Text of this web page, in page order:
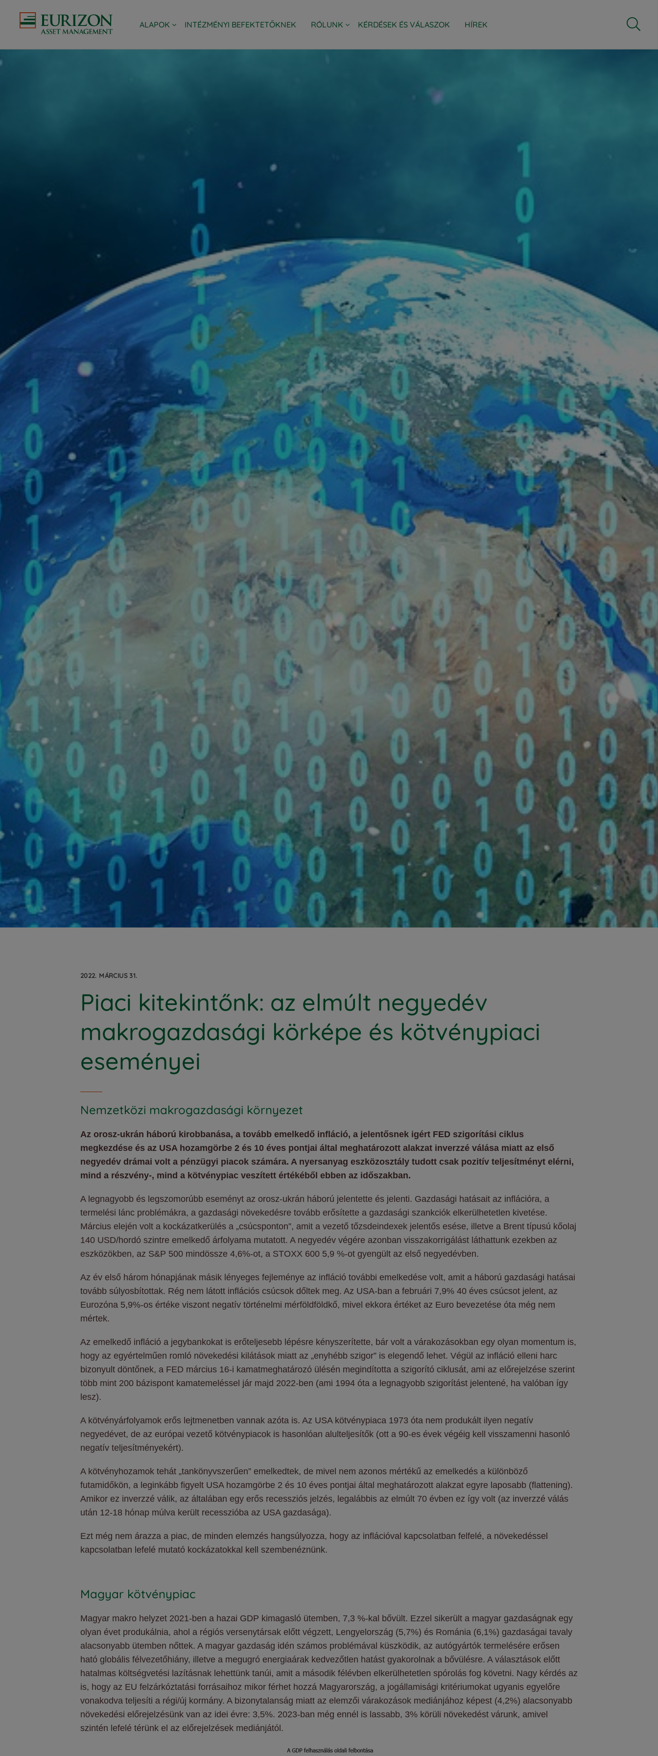
ALAPOK INTÉZMÉNYI BEFEKTETŐKNEK RÓLUNK KÉRDÉSEK ÉS VÁLASZOK HÍREK 
2022. MÁRCIUS 31.
Piaci kitekintőnk: az elmúlt negyedév
makrogazdasági körképe és kötvénypiaci
eseményei
Nemzetközi makrogazdasági környezet
Az orosz-ukrán háború kirobbanása, a tovább emelkedő infláció, a jelentősnek igért FED szigorítási ciklus
megkezdése és az USA hozamgörbe 2 és 10 éves pontjai által meghatározott alakzat inverzzé válása miatt az első
negyedév drámai volt a pénzügyi piacok számára. A nyersanyag eszközosztály tudott csak pozitív teljesítményt elérni,
mind a részvény-, mind a kötvénypiac veszített értékéből ebben az időszakban.
A legnagyobb és legszomorúbb eseményt az orosz-ukrán háború jelentette és jelenti. Gazdasági hatásait az inflációra, a
termelési lánc problémákra, a gazdasági növekedésre tovább erősítette a gazdasági szankciók elkerülhetetlen kivetése.
Március elején volt a kockázatkerülés a „csúcsponton”, amit a vezető tőzsdeindexek jelentős esése, illetve a Brent típusú kőolaj
140 USD/hordó szintre emelkedő árfolyama mutatott. A negyedév végére azonban visszakorrigálást láthattunk ezekben az
eszközökben, az S&P 500 mindössze 4,6%-ot, a STOXX 600 5,9 %-ot gyengült az első negyedévben.
Az év első három hónapjának másik lényeges fejleménye az infláció további emelkedése volt, amit a háború gazdasági hatásai
tovább súlyosbítottak. Rég nem látott inflációs csúcsok dőltek meg. Az USA-ban a februári 7,9% 40 éves csúcsot jelent, az
Eurozóna 5,9%-os értéke viszont negatív történelmi mérföldföldkő, mivel ekkora értéket az Euro bevezetése óta még nem
mértek.
Az emelkedő infláció a jegybankokat is erőteljesebb lépésre kényszerítette, bár volt a várakozásokban egy olyan momentum is,
hogy az egyértelműen romló növekedési kilátások miatt az „enyhébb szigor” is elegendő lehet. Végül az infláció elleni harc
bizonyult döntőnek, a FED március 16-i kamatmeghatározó ülésén megindította a szigorító ciklusát, ami az előrejelzése szerint
több mint 200 bázispont kamatemeléssel jár majd 2022-ben (ami 1994 óta a legnagyobb szigorítást jelentené, ha valóban így
lesz).
A kötvényárfolyamok erős lejtmenetben vannak azóta is. Az USA kötvénypiaca 1973 óta nem produkált ilyen negatív
negyedévet, de az európai vezető kötvénypiacok is hasonlóan alulteljesítők (ott a 90-es évek végéig kell visszamenni hasonló
negatív teljesítményekért).
A kötvényhozamok tehát „tankönyvszerűen” emelkedtek, de mivel nem azonos mértékű az emelkedés a különböző
futamidőkön, a leginkább figyelt USA hozamgörbe 2 és 10 éves pontjai által meghatározott alakzat egyre laposabb (flattening).
Amikor ez inverzzé válik, az általában egy erős recessziós jelzés, legalábbis az elmúlt 70 évben ez így volt (az inverzzé válás
után 12-18 hónap múlva került recesszióba az USA gazdasága).
Ezt még nem árazza a piac, de minden elemzés hangsúlyozza, hogy az inflációval kapcsolatban felfelé, a növekedéssel
kapcsolatban lefelé mutató kockázatokkal kell szembenéznünk.
Magyar kötvénypiac
Magyar makro helyzet 2021-ben a hazai GDP kimagasló ütemben, 7,3 %-kal bővült. Ezzel sikerült a magyar gazdaságnak egy
olyan évet produkálnia, ahol a régiós versenytársak előtt végzett, Lengyelország (5,7%) és Románia (6,1%) gazdaságai tavaly
alacsonyabb ütemben nőttek. A magyar gazdaság idén számos problémával küszködik, az autógyártók termelésére erősen
ható globális félvezetőhiány, illetve a megugró energiaárak kedvezőtlen hatást gyakorolnak a bővülésre. A választások előtt
hatalmas költségvetési lazításnak lehettünk tanúi, amit a második félévben elkerülhetetlen spórolás fog követni. Nagy kérdés az
is, hogy az EU felzárkóztatási forrásaihoz mikor férhet hozzá Magyarország, a jogállamisági kritériumokat ugyanis egyelőre
vonakodva teljesíti a régi/új kormány. A bizonytalanság miatt az elemzői várakozások mediánjához képest (4,2%) alacsonyabb
növekedési előrejelzésünk van az idei évre: 3,5%. 2023-ban még ennél is lassabb, 3% körüli növekedést várunk, amivel
szintén lefelé térünk el az előrejelzések mediánjától.